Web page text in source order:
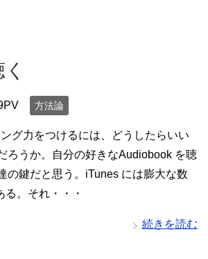
方法論
グ力をつけるには、どうしたらいい
ろうか。自分の好きなAudiobook を聴
の鍵だと思う。iTunes には膨大な数
。それ・・・
続きを読む